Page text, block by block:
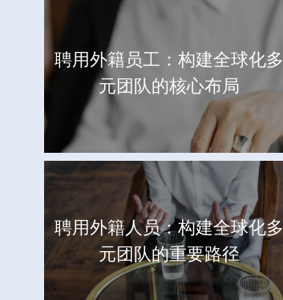
聘用外籍员工：构建全球化多
元团队的核心布局
聘用外籍人员：构建全球化多
元团队的重要路径